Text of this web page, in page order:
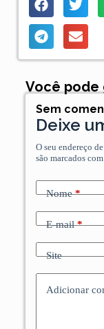
Você pode
Sem
Deixe
O seu endereço
são marcados com
Nome*
E-mail*
Site
Adicionar